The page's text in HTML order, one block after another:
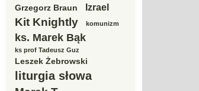
Grzegorz Braun Izrael
Kit Knightly komunizm
ks. Marek Bąk
ks prof Tadeusz Guz
Leszek Żebrowski
liturgia słowa